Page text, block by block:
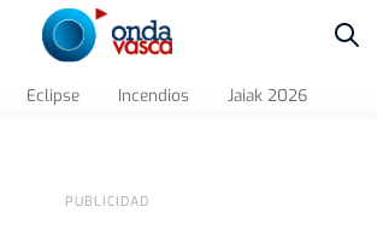
Eclipse Incendios Jaiak 2026